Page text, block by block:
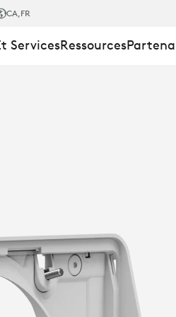
CA,FR
ServicesRessources